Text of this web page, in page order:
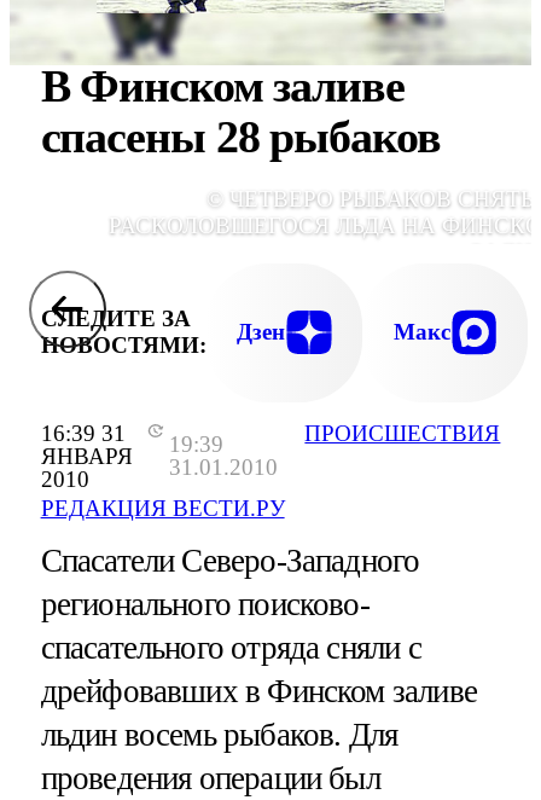
16:39 31
ЯНВАРЯ
2010
19:39
31.01.2010
РЕДАКЦИЯ ВЕСТИ.РУ
ПРОИСШЕСТВИЯ
В Финском заливе
спасены 28 рыбаков
© ЧЕТВЕРО РЫБАКОВ
РАСКОЛОВШЕГОСЯ ЛЬДА НА
СЛЕДИТЕ ЗА
НОВОСТЯМИ:
Дзен Макс
Спасатели Северо-Западного
регионального поисково-
спасательного отряда сняли с
дрейфовавших в Финском заливе
льдин восемь рыбаков. Для
проведения операции был